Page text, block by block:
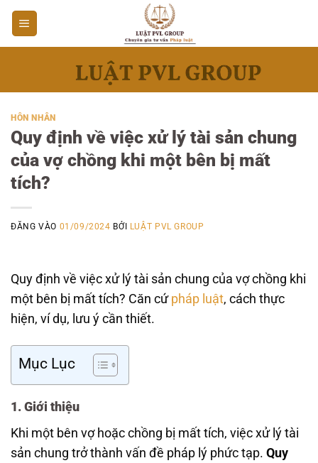
Bỏ
qua
nội
HÔN NHÂN
Quy định về việc xử lý tài sản chung
của vợ chồng khi một bên bị mất
tích?
ĐĂNG VÀO 01/09/2024 BỞI LUẬT PVL GROUP
Quy định về việc xử lý tài sản chung của vợ chồng khi
một bên bị mất tích? Căn cứ pháp luật, cách thực
hiện, ví dụ, lưu ý cần thiết.
Mục Lục
1. Giới thiệu
Khi một bên vợ hoặc chồng bị mất tích, việc xử lý tài
sản chung trở thành vấn đề pháp lý phức tạp. Quy